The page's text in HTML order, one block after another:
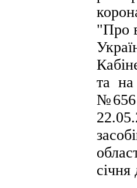
"Про
та на
№656